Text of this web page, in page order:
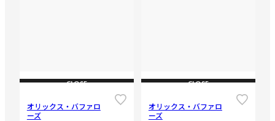
CLOSE
オリックス・バファロ
ーズ
CLOSE
オリックス・バファロ
ーズ